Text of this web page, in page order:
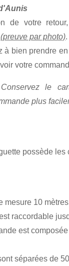
de votre
par photo).
à bien prendre
votre
le
plus
possède les
mesure 10
raccordable
est
séparées de